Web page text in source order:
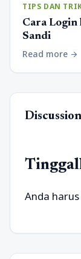
TIPS DAN
Cara Login
Sandi
Read more arrow_forward
Discussion
Anda harus